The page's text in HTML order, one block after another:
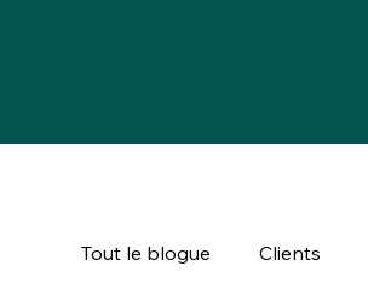
Tout le blogue Clients